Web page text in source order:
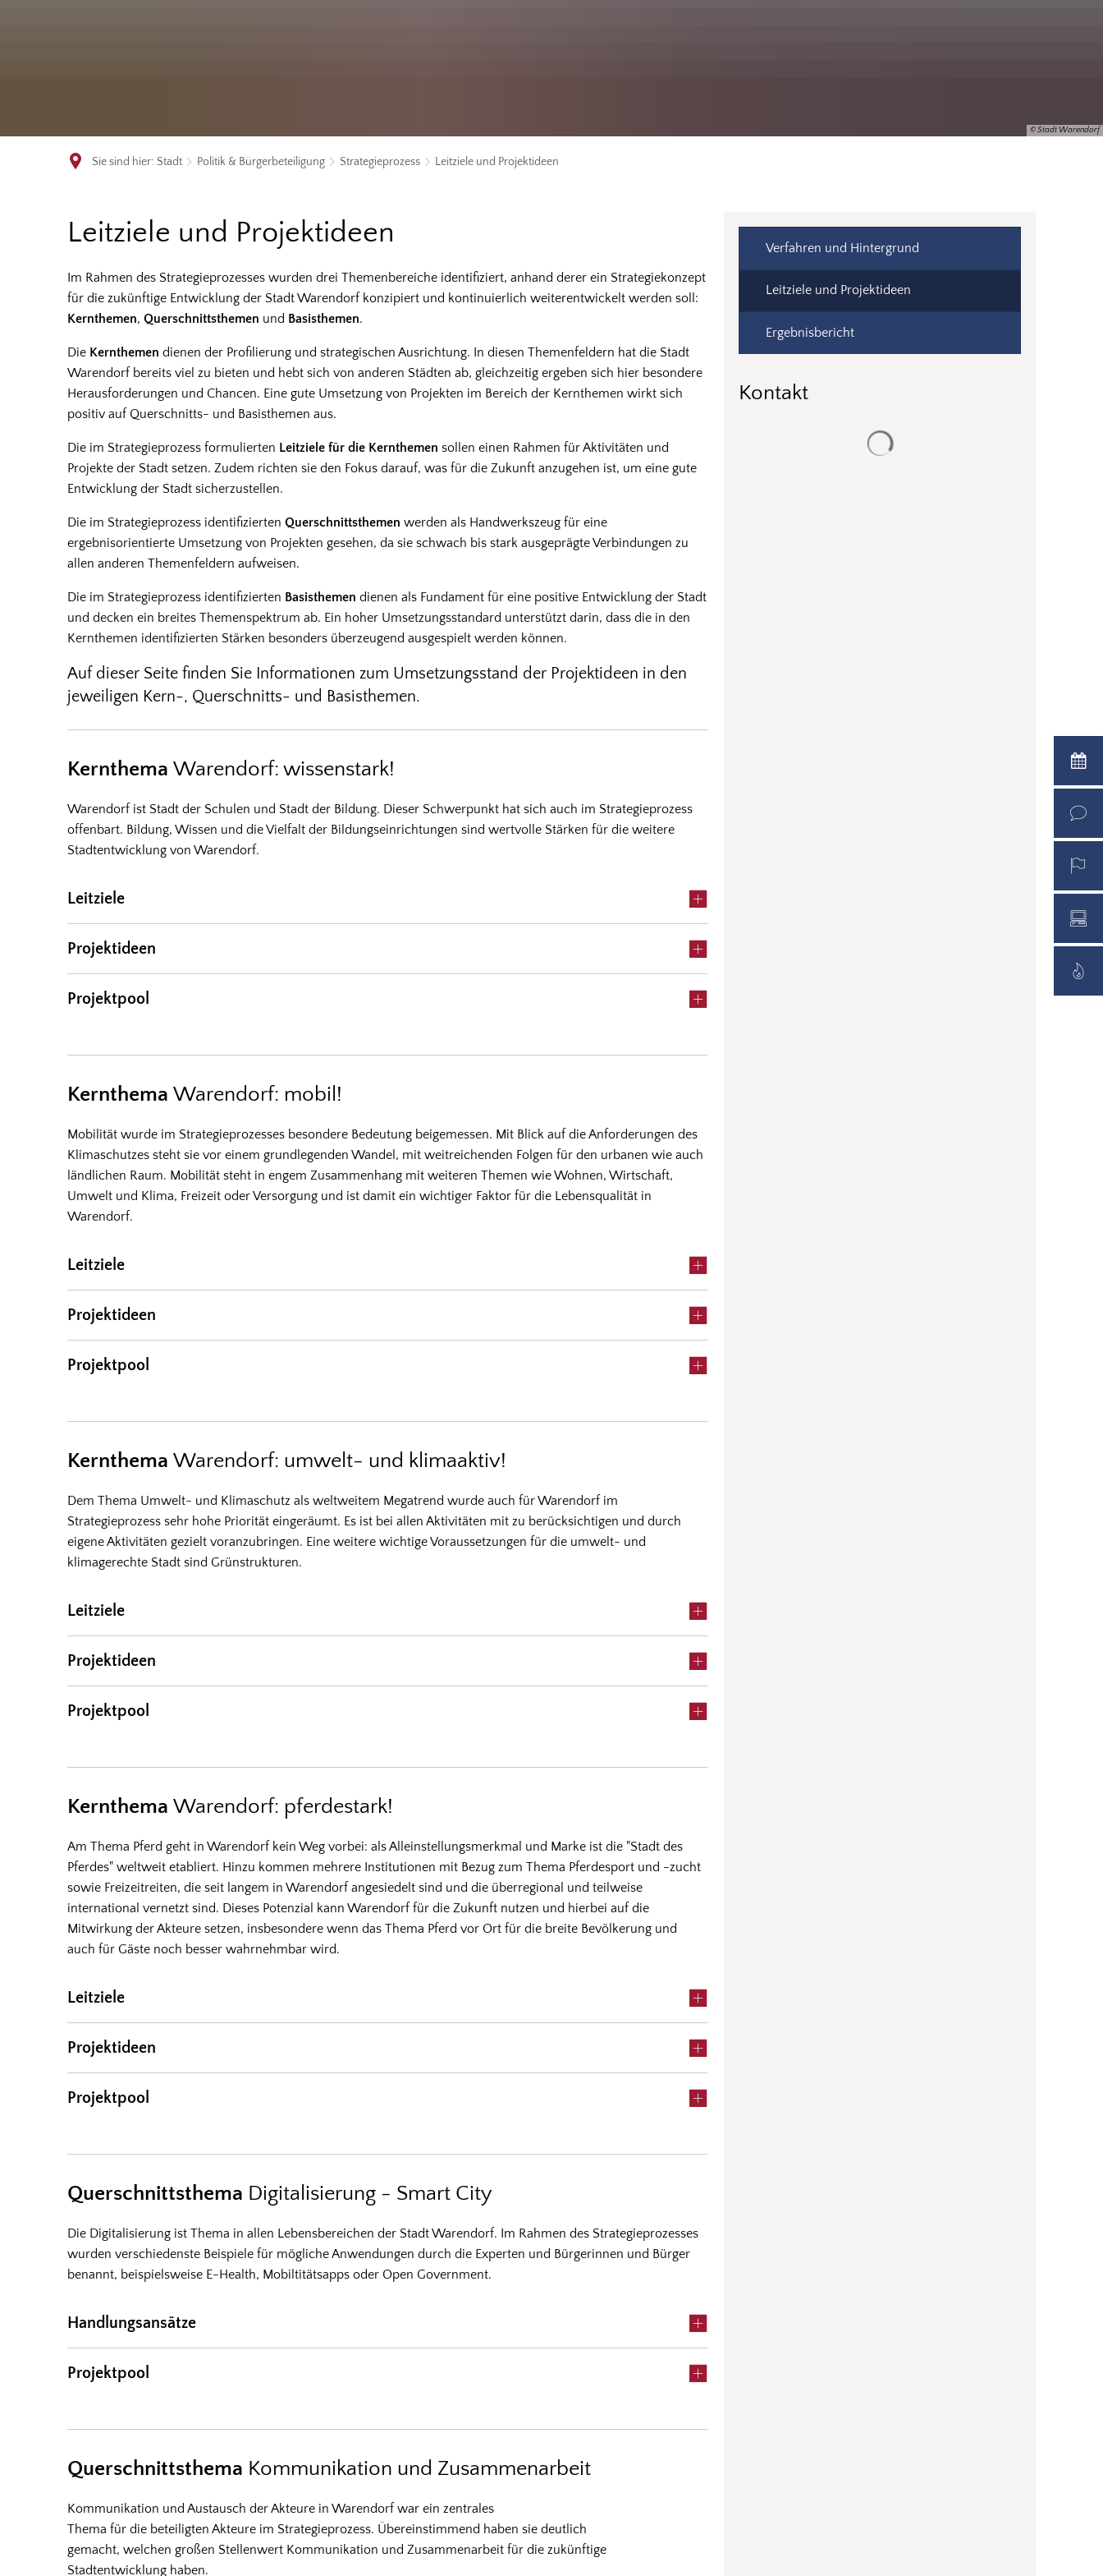
© Stadt Warendorf
Sie sind hier: Stadt Politik & Bürgerbeteiligung Strategieprozess Leitziele und Projektideen
Leitziele
Projektideen
Leitziele und Projektideen
Im Rahmen des Strategieprozesses wurden drei Themenbereiche identifiziert, anhand derer ein Strategiekonzept
für die zukünftige Entwicklung der Stadt Warendorf konzipiert und kontinuierlich weiterentwickelt werden soll:
Kernthemen, Querschnittsthemen und Basisthemen.
Die Kernthemen dienen der Profilierung und strategischen Ausrichtung. In diesen Themenfeldern hat die Stadt
Warendorf bereits viel zu bieten und hebt sich von anderen Städten ab, gleichzeitig ergeben sich hier besondere
Herausforderungen und Chancen. Eine gute Umsetzung von Projekten im Bereich der Kernthemen wirkt sich
positiv auf Querschnitts- und Basisthemen aus.
Die im Strategieprozess formulierten Leitziele für die Kernthemen sollen einen Rahmen für Aktivitäten und
Projekte der Stadt setzen. Zudem richten sie den Fokus darauf, was für die Zukunft anzugehen ist, um eine gute
Entwicklung der Stadt sicherzustellen.
Die im Strategieprozess identifizierten Querschnittsthemen werden als Handwerkszeug für eine
ergebnisorientierte Umsetzung von Projekten gesehen, da sie schwach bis stark ausgeprägte Verbindungen zu
allen anderen Themenfeldern aufweisen.
Die im Strategieprozess identifizierten Basisthemen dienen als Fundament für eine positive Entwicklung der Stadt
und decken ein breites Themenspektrum ab. Ein hoher Umsetzungsstandard unterstützt darin, dass die in den
Kernthemen identifizierten Stärken besonders überzeugend ausgespielt werden können.
Auf dieser Seite finden Sie Informationen zum Umsetzungsstand der Projektideen in den
jeweiligen Kern-, Querschnitts- und Basisthemen.
Kernthema Warendorf: wissenstark!
Warendorf ist Stadt der Schulen und Stadt der Bildung. Dieser Schwerpunkt hat sich auch im Strategieprozess
offenbart. Bildung, Wissen und die Vielfalt der Bildungseinrichtungen sind wertvolle Stärken für die weitere
Stadtentwicklung von Warendorf.
Leitziele
Projektideen
Projektpool
Kernthema Warendorf: mobil!
Mobilität wurde im Strategieprozesses besondere Bedeutung beigemessen. Mit Blick auf die Anforderungen des
Klimaschutzes steht sie vor einem grundlegenden Wandel, mit weitreichenden Folgen für den urbanen wie auch
ländlichen Raum. Mobilität steht in engem Zusammenhang mit weiteren Themen wie Wohnen, Wirtschaft,
Umwelt und Klima, Freizeit oder Versorgung und ist damit ein wichtiger Faktor für die Lebensqualität in
Warendorf.
Leitziele
Projektideen
Projektpool
Kernthema Warendorf: umwelt- und klimaaktiv!
Dem Thema Umwelt- und Klimaschutz als weltweitem Megatrend wurde auch für Warendorf im
Strategieprozess sehr hohe Priorität eingeräumt. Es ist bei allen Aktivitäten mit zu berücksichtigen und durch
eigene Aktivitäten gezielt voranzubringen. Eine weitere wichtige Voraussetzungen für die umwelt- und
klimagerechte Stadt sind Grünstrukturen.
Leitziele
Projektideen
Projektpool
Kernthema Warendorf: pferdestark!
Am Thema Pferd geht in Warendorf kein Weg vorbei: als Alleinstellungsmerkmal und Marke ist die "Stadt des
Pferdes" weltweit etabliert. Hinzu kommen mehrere Institutionen mit Bezug zum Thema Pferdesport und -zucht
sowie Freizeitreiten, die seit langem in Warendorf angesiedelt sind und die überregional und teilweise
international vernetzt sind. Dieses Potenzial kann Warendorf für die Zukunft nutzen und hierbei auf die
Mitwirkung der Akteure setzen, insbesondere wenn das Thema Pferd vor Ort für die breite Bevölkerung und
auch für Gäste noch besser wahrnehmbar wird.
Leitziele
Projektideen
Projektpool
Querschnittsthema Digitalisierung - Smart City
Die Digitalisierung ist Thema in allen Lebensbereichen der Stadt Warendorf. Im Rahmen des Strategieprozesses
wurden verschiedenste Beispiele für mögliche Anwendungen durch die Experten und Bürgerinnen und Bürger
benannt, beispielsweise E-Health, Mobiltitätsapps oder Open Government.
Handlungsansätze
Projektpool
Querschnittsthema Kommunikation und Zusammenarbeit
Kommunikation und Austausch der Akteure in Warendorf war ein zentrales
Thema für die beteiligten Akteure im Strategieprozess. Übereinstimmend haben sie deutlich
gemacht, welchen großen Stellenwert Kommunikation und Zusammenarbeit für die zukünftige
Stadtentwicklung haben.
Verfahren und Hintergrund
Leitziele und Projektideen
Ergebnisbericht
Kontakt